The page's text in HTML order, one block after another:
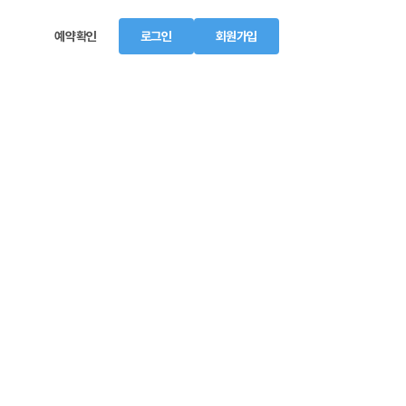
예약확인 로그인 회원가입